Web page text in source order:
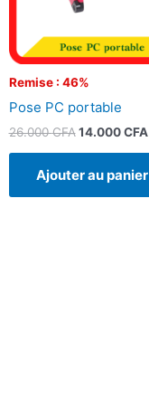
Remise : 46%
Pose PC portable
26.000CFA 14.000CFA
Ajouter au panier